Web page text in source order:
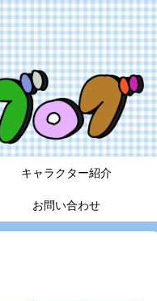
キャラクター紹介
お問い合わせ